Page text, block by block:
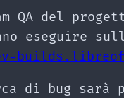
QA del
eseguire
di bug